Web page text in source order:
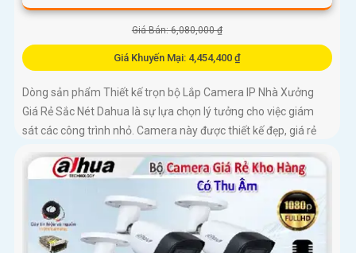
Giá Bán: 6,080,000 ₫
Giá Khuyến Mại: 4,454,400 ₫
Dòng sản phẩm Thiết kế trọn bộ Lắp Camera IP Nhà Xưởng
Giá Rẻ Sắc Nét Dahua là sự lựa chọn lý tưởng cho việc giám
sát các công trình nhỏ. Camera này được thiết kế đẹp, giá rẻ
nhưng vẫn đảm bảo chất lượng hình ảnh sắc nét lên đến 2